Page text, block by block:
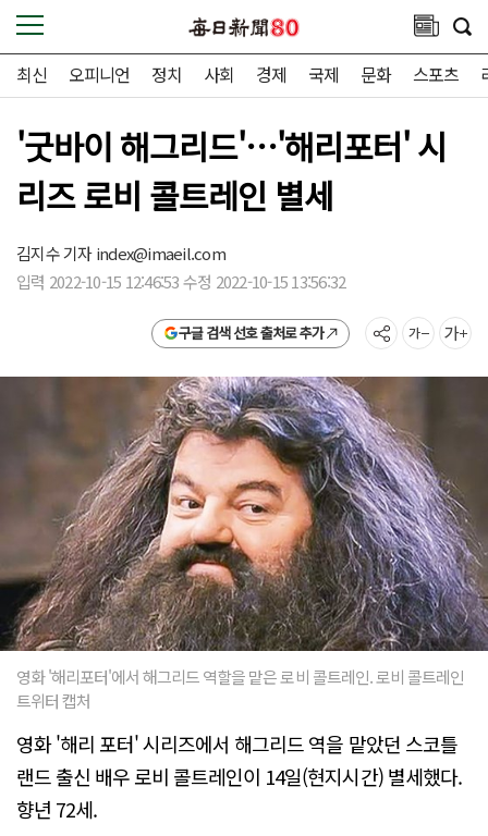
최신 오피니언 정치 사회 경제 국제 문화 스포츠
'굿바이 해그리드'…'해리포터' 시
리즈 로비 콜트레인 별세
김지수 기자index@imaeil.com
입력 2022-10-15 12:46:53 수정 2022-10-15 13:56:32
구글 검색 선호 출처로 추가
영화 '해리포터'에서 해그리드 역할을 맡은 로비 콜트레인. 로비 콜트레인
트위터 캡처
영화 '해리 포터' 시리즈에서 해그리드 역을 맡았던 스코틀
랜드 출신 배우 로비 콜트레인이 14일(현지시간) 별세했다.
향년 72세.